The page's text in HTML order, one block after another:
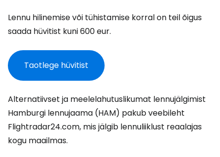
Lennu hilinemise või tühistamise korral on teil õigus
saada hüvitist kuni 600 eur.
Taotlege hüvitist
Alternatiivset ja meelelahutuslikumat lennujälgimist
Hamburgi lennujaama (HAM) pakub veebileht
Flightradar24.com, mis jälgib lennuliiklust reaalajas
kogu maailmas.